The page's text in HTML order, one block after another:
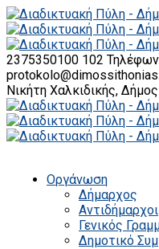
2375350100 102
Νικήτη Χαλκιδικής,
Οργάνωση
Δήμαρχος
Αντιδήμαρχοι
Γενικός
Δημοτικό